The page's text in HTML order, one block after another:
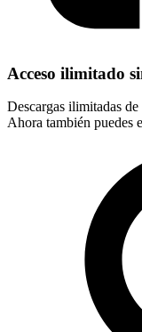
Acceso ilimitado
Descargas ilimitadas
Ahora también puedes